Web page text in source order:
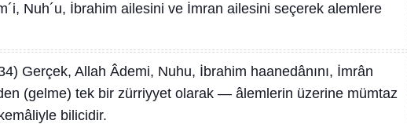
Nuh´u, İbrahim ailesini ve İmran ailesini seçerek alemlere
Gerçek, Allah Âdemi, Nuhu, İbrahim haanedânını, İmrân
(gelme) tek bir zürriyyet olarak — âlemlerin üzerine mümtaz
bilicidir.